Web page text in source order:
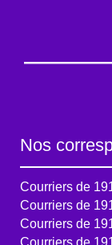
Nos
Courriers de
Courriers de
Courriers de